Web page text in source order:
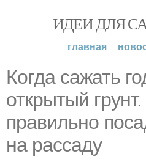
ИДЕИ ДЛЯ
главная
Когда сажать
открытый
правильно
на рассаду